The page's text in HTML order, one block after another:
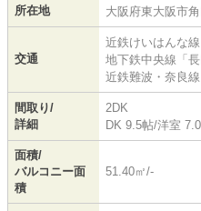
所在地 大阪府東大阪市
交通
近鉄けいはんな線
地下鉄中央線 「
近鉄難波・奈良線
間取り/
詳細
2DK
DK 9.5帖/洋室
面積/
バルコニー面
積
51.40㎡/-